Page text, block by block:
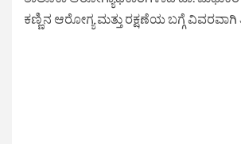
ಕಣ್ಣಿನ ಆರೋಗ್ಯ ಮತ್ತು ರಕ್ಷಣೆಯ ಬಗ್ಗೆ ವಿವರವಾಗಿ